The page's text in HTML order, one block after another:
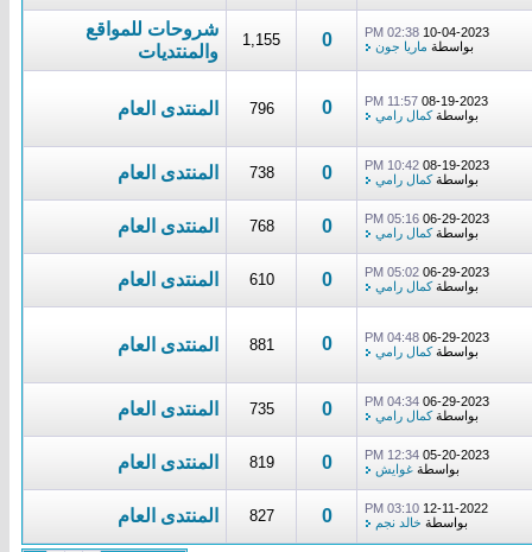
10-04-2023
02:38 PM
بواسطة ماريا جون 0
1,155
شروحات للمواقع
والمنتديات
08-19-2023
11:57 PM
بواسطةكمال رامي 0
796 المنتدى العام
08-19-2023
10:42 PM
بواسطةكمال رامي 0
738 المنتدى العام
06-29-2023
05:16 PM
بواسطةكمال رامي 0
768 المنتدى العام
06-29-2023
05:02 PM
بواسطةكمال رامي 0
610 المنتدى العام
06-29-2023
04:48 PM
بواسطةكمال رامي 0
881 المنتدى العام
06-29-2023
04:34 PM
بواسطةكمال رامي 0
735 المنتدى العام
05-20-2023
12:34 PM
بواسطة غوايش 0
819 المنتدى العام
12-11-2022
03:10 PM
بواسطة خالد نجم 0
827 المنتدى العام